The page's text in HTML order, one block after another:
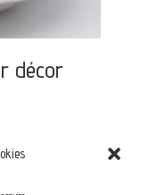
décor